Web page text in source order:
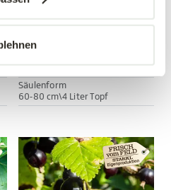
Rote Ribiselsäule
24,99 €
Säulenform
60-80 cm\4 Liter Topf